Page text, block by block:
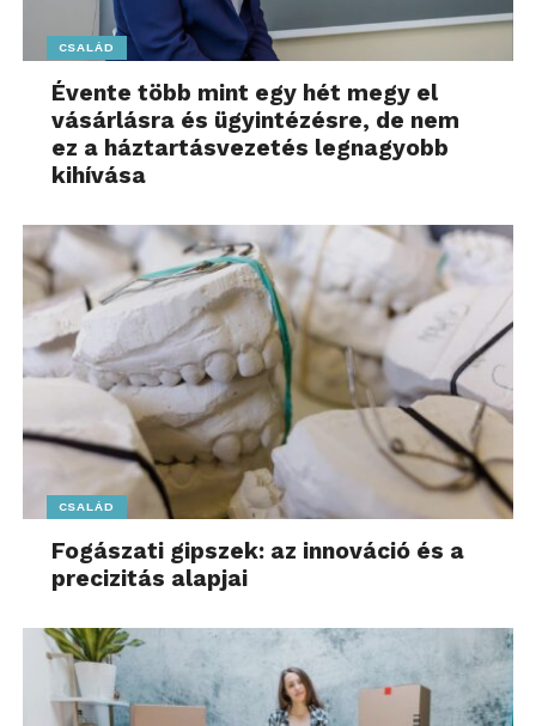
CSALÁD
Évente több mint egy hét megy el
vásárlásra és ügyintézésre, de nem
ez a háztartásvezetés legnagyobb
kihívása
CSALÁD
Fogászati gipszek: az innováció és a
precizitás alapjai